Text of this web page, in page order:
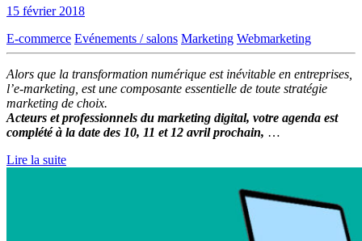
15 février 2018
E-commerce Evénements / salons Marketing Webmarketing
Alors que la transformation numérique est inévitable en entreprises,
l’e-marketing, est une composante essentielle de toute stratégie
marketing de choix.
Acteurs et professionnels du marketing digital, votre agenda est
complété à la date des 10, 11 et 12 avril prochain, …
Lire la suite